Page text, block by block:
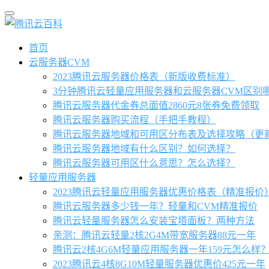
首页
云服务器CVM
2023腾讯云服务器价格表（新版收费标准）
3分钟腾讯云轻量应用服务器和云服务器CVM区别
腾讯云服务器代金券总面值2860元8张券免费领取
腾讯云服务器购买流程（手把手教程）
腾讯云服务器地域和可用区分布表及选择攻略（更
腾讯云服务器地域有什么区别？如何选择？
腾讯云服务器可用区什么意思？怎么选择？
轻量应用服务器
2023腾讯云轻量应用服务器优惠价格表（精准报价）
腾讯云服务器多少钱一年？轻量和CVM精准报价
腾讯云轻量服务器怎么安装宝塔面板？两种方法
亲测：腾讯云轻量2核2G4M带宽服务器88元一年
腾讯云2核4G6M轻量应用服务器一年159元怎么样？
2023腾讯云4核8G10M轻量服务器优惠价425元一年